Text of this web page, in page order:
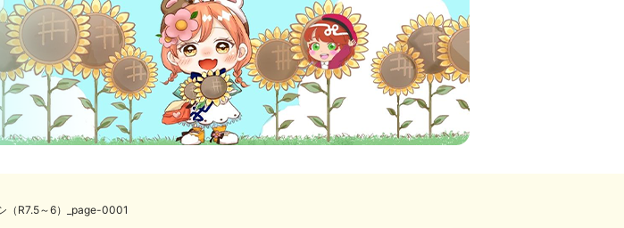
（R7.5～6）_page-0001